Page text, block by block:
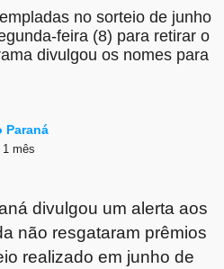
no sorteio de junho
feira (8) para retirar o
divulgou os nomes para
Paraná
1 mês
divulgou um alerta aos
não resgataram prêmios
realizado em junho de